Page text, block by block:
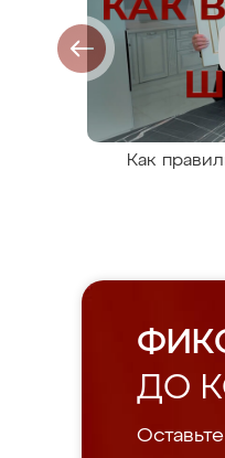
Как
ДО